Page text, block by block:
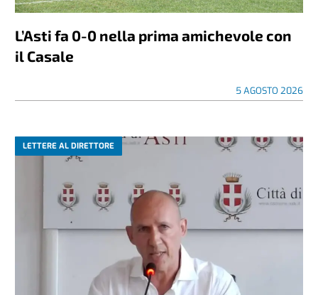
L’Asti fa 0-0 nella prima amichevole con
il Casale
5 AGOSTO 2026
LETTERE AL DIRETTORE